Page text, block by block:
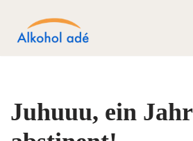
Zum
Juhuuu, ein Jahr